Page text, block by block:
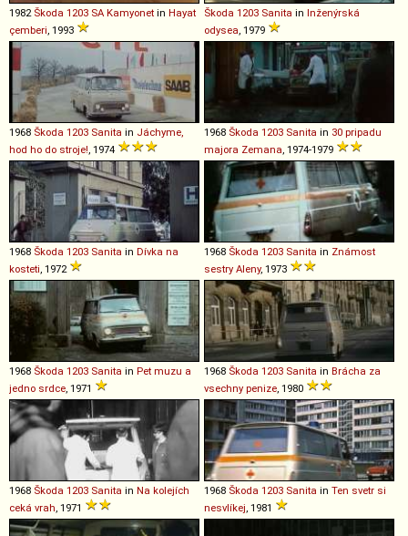
1982 Škoda 1203 SA Kamyonet in Hayat
çemberi , 1993
Škoda 1203 Sanita in Inženýrská
odysea , 1979
1968 Škoda 1203 Sanita in Jáchyme,
hod ho do stroje! , 1974
1968 Škoda 1203 Sanita in 30 pripadu
majora Zemana , 1974-1979
1968 Škoda 1203 Sanita in Dívka na
kosteti , 1972
1968 Škoda 1203 Sanita in Známost
sestry Aleny, 1973
1968 Škoda 1203 Sanita in Pet muzu a
jedno srdce , 1971
1968 Škoda 1203 Sanita in Brácha za
vsechny penize , 1980
1968 Škoda 1203 Sanita in Na kolejích
ceká vrah , 1971
1968 Škoda 1203 Sanita in Ten svetr si
nesvlíkej , 1981